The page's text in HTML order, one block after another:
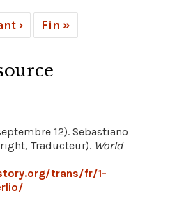
› Fin »
12). Sebastiano
Traducteur). World
trans/fr/1-